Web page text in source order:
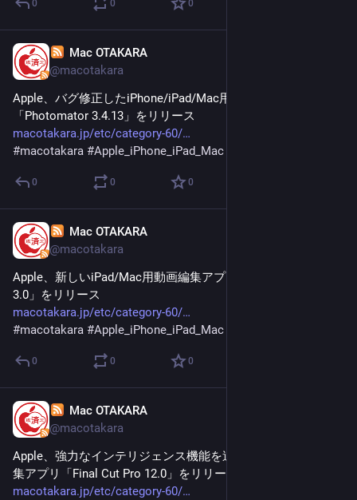
0 0 0
Mac OTAKARA
@macotakara
Apple、バグ修正したiPhone/iPad/Mac用写真編集アプリ
「Photomator 3.4.13」をリリース
macotakara.jp/etc/category-60/
#macotakara #Apple_iPhone_iPad_Mac
0 0 0
Mac OTAKARA
@macotakara
Apple、新しいiPad/Mac用動画編集アプリ「Final Cut Pro
3.0」をリリース
macotakara.jp/etc/category-60/
#macotakara #Apple_iPhone_iPad_Mac
0 0 0
Mac OTAKARA
@macotakara
Apple、強力なインテリジェンス機能を追加したMac用動画編
集アプリ「Final Cut Pro 12.0」をリリース
macotakara.jp/etc/category-60/